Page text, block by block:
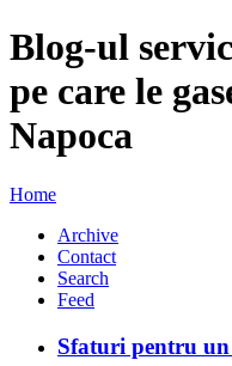
Blog-ul
pe care le
Napoca
Home
Archive
Contact
Search
Feed
Sfaturi pentru un